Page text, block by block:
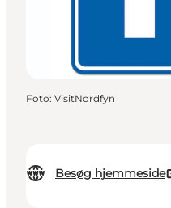
Besøg hjemmeside
Foto: VisitNordfyn